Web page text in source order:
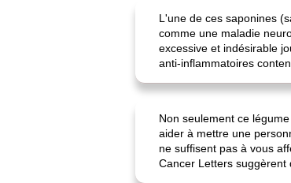
L'une de ces saponines
comme une maladie
excessive et indésirable
anti-inflammatoires
Non seulement ce
aider à mettre une
ne suffisent pas à vous
Cancer Letters suggèrent